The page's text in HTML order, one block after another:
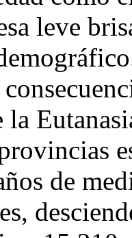
leve
de